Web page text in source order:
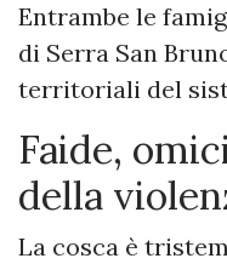
Entrambe le
di Serra San
territoriali del
Faide,
della
La cosca è